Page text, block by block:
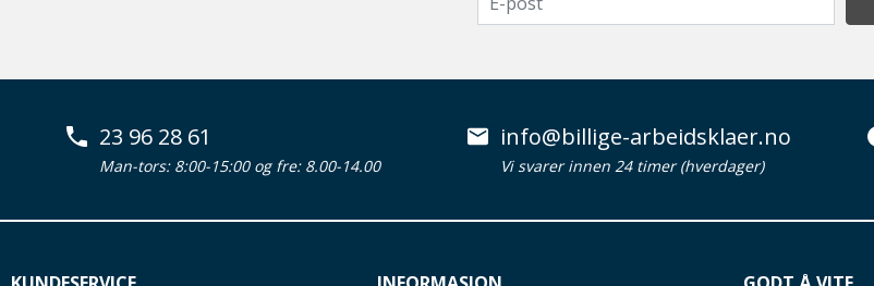
23 96 28 61
Man-tors: 8:00-15:00 og fre: 8.00-14.00
info@billige-arbeidsklaer.no
Vi svarer innen 24 timer (hverdager)